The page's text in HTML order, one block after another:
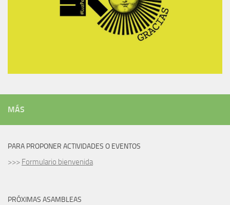
MÁS
PARA PROPONER ACTIVIDADES O EVENTOS
>>> Formulario bienvenida
PRÓXIMAS ASAMBLEAS